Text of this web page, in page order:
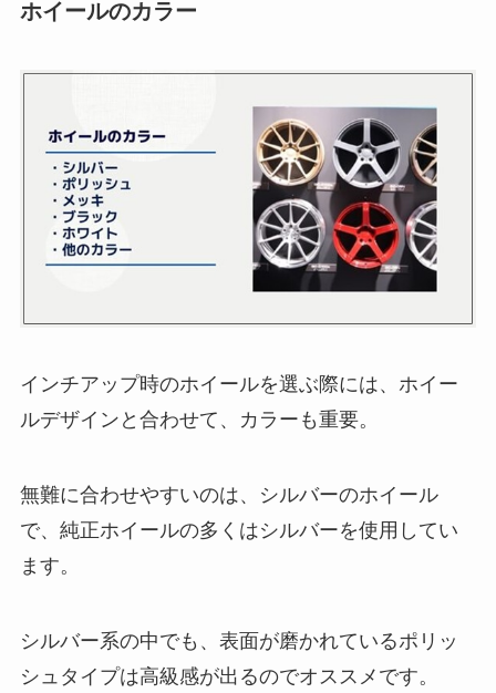
ホイールのカラー
インチアップ時のホイールを選ぶ際には、ホイー
ルデザインと合わせて、カラーも重要。
無難に合わせやすいのは、シルバーのホイール
で、純正ホイールの多くはシルバーを使用してい
ます。
シルバー系の中でも、表面が磨かれているポリッ
シュタイプは高級感が出るのでオススメです。